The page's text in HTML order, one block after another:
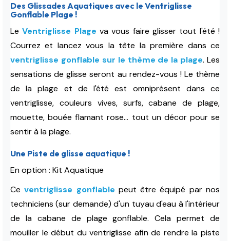
Des Glissades Aquatiques avec le Ventriglisse
Gonflable Plage !
LeVentriglisse Plage va vous faire glisser tout l'été !
Courrez et lancez vous la tête la première dans ce
ventriglisse gonflable sur le thème de la plage. Les
sensations de glisse seront au rendez-vous ! Le thème
de la plage et de l'été est omniprésent dans ce
ventriglisse, couleurs vives, surfs, cabane de plage,
mouette, bouée flamant rose... tout un décor pour se
sentir à la plage.
Une Piste de glisse aquatique !
En option : Kit Aquatique
Ceventriglisse gonflable peut être équipé par nos
techniciens (sur demande) d'un tuyau d'eau à l'intérieur
de la cabane de plage gonflable. Cela permet de
mouiller le début du ventriglisse afin de rendre la piste